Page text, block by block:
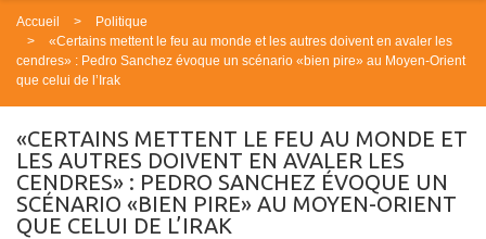
Accueil
Politique
«Certains mettent le feu au monde et les autres doivent en avaler les
cendres» : Pedro Sanchez évoque un scénario «bien pire» au Moyen-Orient
que celui de l’Irak
«CERTAINS METTENT LE FEU AU MONDE ET
LES AUTRES DOIVENT EN AVALER LES
CENDRES» : PEDRO SANCHEZ ÉVOQUE UN
SCÉNARIO «BIEN PIRE» AU MOYEN-ORIENT
QUE CELUI DE L’IRAK